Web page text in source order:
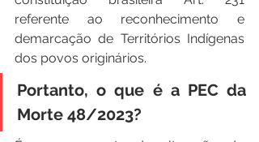
referente ao reconhecimento e
demarcação de Territórios Indígenas
dos povos originários.
Portanto, o que é a PEC da
Morte 48/2023?